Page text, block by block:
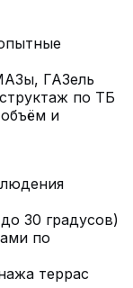
ГАЗель
по ТБ
и
30 градусов)
по
террас